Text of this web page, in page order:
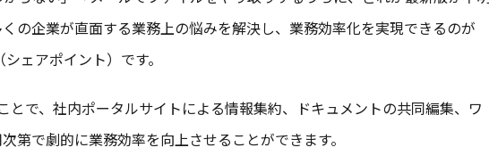
の企業が直面する業務上の悩みを解決し、業務効率化を実現できるのが
ェアポイント）です。
で、社内ポータルサイトによる情報集約、ドキュメントの共同編集、ワ
第で劇的に業務効率を向上させることができます。